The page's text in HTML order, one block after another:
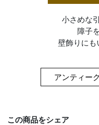
小さめな
障子
壁飾りにも
アンティー
この商品をシェア